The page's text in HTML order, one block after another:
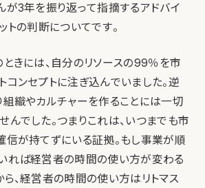
が3年を振り返って指摘するアドバイ
トの判断についてです。
ときには、自分のリソースの99％を市
コンセプトに注ぎ込んでいました。逆
組織やカルチャーを作ることには一切
んでした。つまりこれは、いつまでも市
信が持てずにいる証拠。もし事業が順
れば経営者の時間の使い方が変わる
ら、経営者の時間の使い方はリトマス